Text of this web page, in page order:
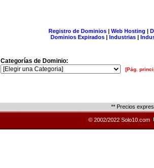
Registro de Dominios| Web Hosting |
Dominios Expirados | Industrias |
Categorías de Dominio:
[Pág.
** Precios
© 2002/2022 Solo10.com